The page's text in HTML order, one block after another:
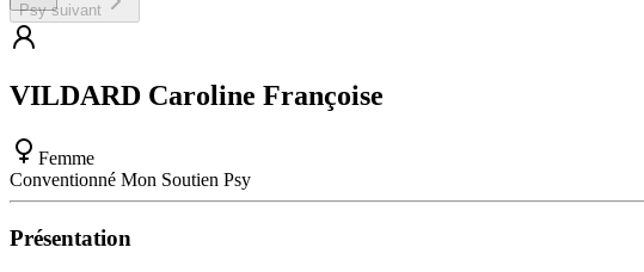
Psy suivant
VILDARD Caroline Françoise
Femme
Conventionné Mon Soutien Psy
Présentation